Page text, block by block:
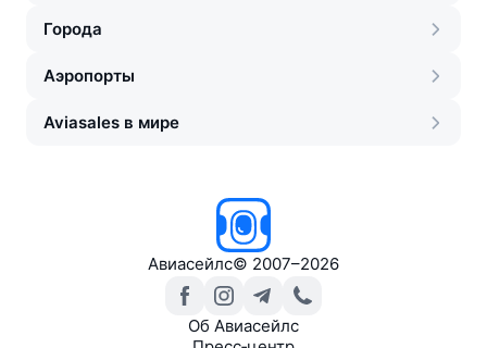
Города
Аэропорты
Aviasales в мире
Авиасейлс© 2007–2026
Об Авиасейлс